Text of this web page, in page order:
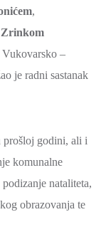
,
Zrinkom
Vukovarsko –
je radni sastanak
prošloj godini, ali i
komunalne
nataliteta,
obrazovanja te